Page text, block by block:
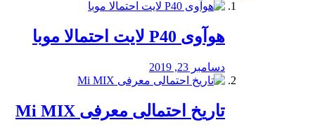
هوآوی P40 لایت احتمالا موبا
دسامبر 23, 2019
تاریخ احتمالی معرفی Mi MIX